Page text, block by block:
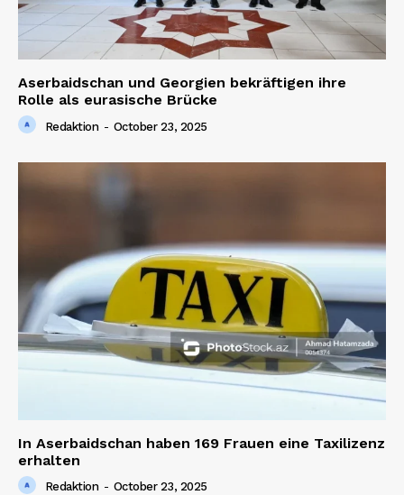
Aserbaidschan und Georgien bekräftigen ihre
Rolle als eurasische Brücke
Redaktion - October 23, 2025
In Aserbaidschan haben 169 Frauen eine Taxilizenz
erhalten
Redaktion - October 23, 2025